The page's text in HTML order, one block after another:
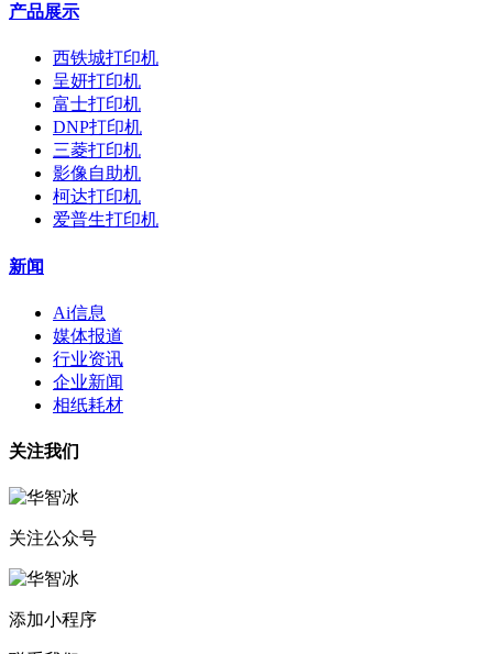
产品展示
西铁城打印机
呈妍打印机
富士打印机
DNP打印机
三菱打印机
影像自助机
柯达打印机
爱普生打印机
新闻
Ai信息
媒体报道
行业资讯
企业新闻
相纸耗材
关注我们
关注公众号
添加小程序